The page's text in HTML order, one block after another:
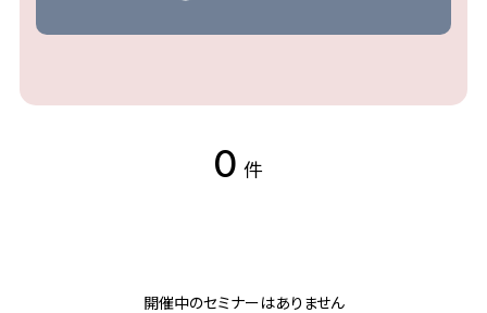
0 件
開催中のセミナーはありません